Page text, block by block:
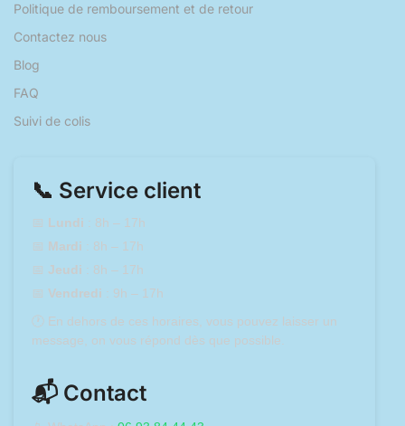
Politique de remboursement et de retour
Contactez nous
Blog
FAQ
Suivi de colis
📞 Service client
📅 Lundi : 8h – 17h
📅 Mardi : 8h – 17h
📅 Jeudi : 8h – 17h
📅 Vendredi : 9h – 17h
🕐 En dehors de ces horaires, vous pouvez laisser un
message, on vous répond dès que possible.
📬 Contact